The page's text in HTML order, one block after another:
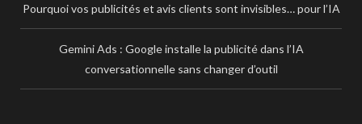
Pourquoi vos publicités et avis clients sont invisibles… pour l’IA
Gemini Ads : Google installe la publicité dans l’IA
conversationnelle sans changer d’outil